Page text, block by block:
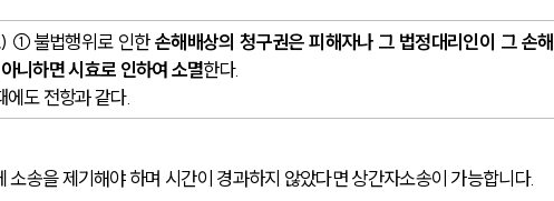
) ①불법행위로 인한 손해배상의 청구권은 피해자나 그 법정대리인이 그 손
니하면 시효로 인하여 소멸한다.
도 전항과 같다.
송을 제기해야 하며 시간이 경과하지 않았다면 상간자소송이 가능합니다.